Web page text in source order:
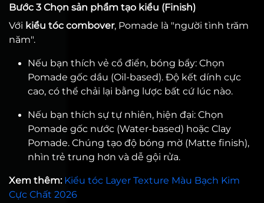
Bước 3 Chọn sản phẩm tạo kiểu (Finish)
Với kiểu tóc combover, Pomade là "người tình trăm
năm".
Nếu bạn thích vẻ cổ điển, bóng bẩy: Chọn
Pomade gốc dầu (Oil-based). Độ kết dính cực
cao, có thể chải lại bằng lược bất cứ lúc nào.
Nếu bạn thích sự tự nhiên, hiện đại: Chọn
Pomade gốc nước (Water-based) hoặc Clay
Pomade. Chúng tạo độ bóng mờ (Matte finish),
nhìn trẻ trung hơn và dễ gội rửa.
Xem thêm: Kiểu tóc Layer Texture Màu Bạch Kim
Cực Chất 2026